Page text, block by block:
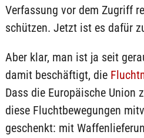
Verfassung vor dem Zugriff
schützen. Jetzt ist es dafür
Aber klar, man ist ja seit
damit beschäftigt, die
Dass die Europäische Union
diese Fluchtbewegungen
geschenkt: mit